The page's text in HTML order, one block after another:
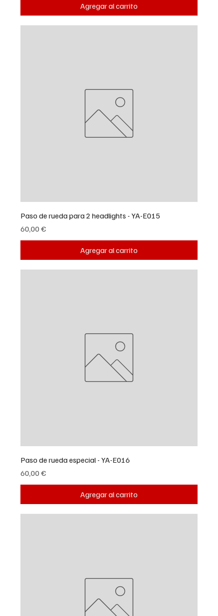
Agregar al carrito
Paso de rueda para 2 headlights - YA-E015
Precio
60,00 €
Agregar al carrito
Paso de rueda especial - YA-E016
Precio
60,00 €
Agregar al carrito